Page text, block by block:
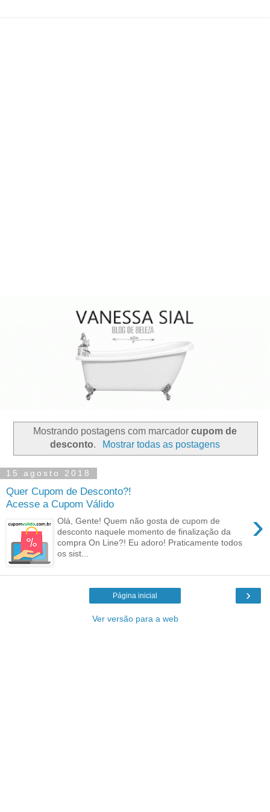
Mostrando postagens com marcador cupom de
desconto. Mostrar todas as postagens
15 agosto 2018
Quer Cupom de Desconto?!
Acesse a Cupom Válido
›
Olá, Gente! Quem não gosta de cupom de
desconto naquele momento de finalização da
compra On Line?! Eu adoro! Praticamente todos
os sist...
›
Página inicial
Ver versão para a web